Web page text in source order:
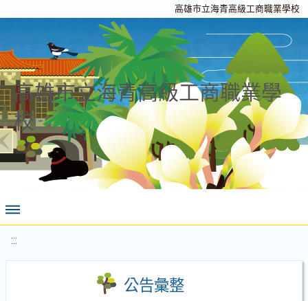
高雄市立海青高級工商職業學校
高雄市立海青高級工商職業學
校
:::
公告彙整